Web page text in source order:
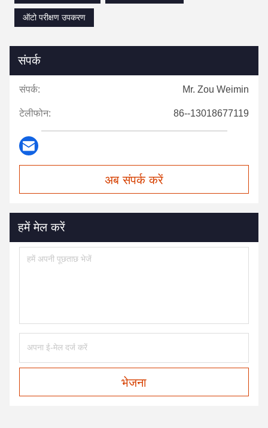
ऑटो परीक्षण उपकरण
संपर्क
संपर्क: Mr. Zou Weimin
टेलीफोन: 86--13018677119
अब संपर्क करें
हमें मेल करें
भेजना